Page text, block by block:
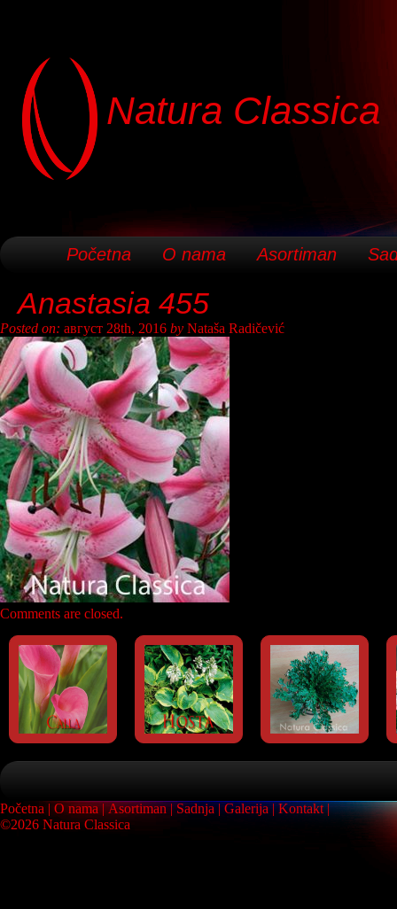
Natura Classica
Početna O nama Asortiman
Anastasia 455
Posted on: август 28th, 2016 by Nataša Radičević
Comments are closed.
Početna O nama Asortiman Sadnja Galerija
Kontakt
©2026 Natura Classica